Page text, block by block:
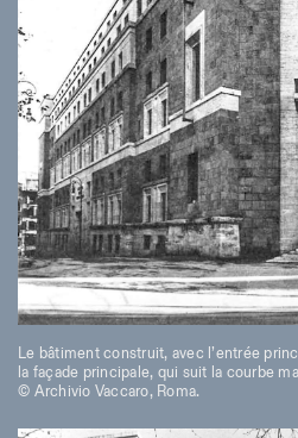
Le bâtiment construit, avec l’entrée
la façade principale, qui suit la courbe
© Archivio Vaccaro, Roma.